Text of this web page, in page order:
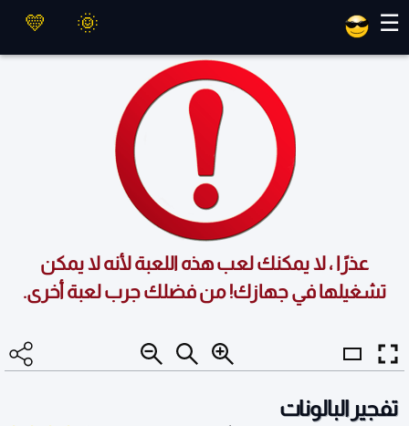
☰
عذرًا ، لا يمكنك لعب هذه اللعبة لأنه لا يمكن
تشغيلها في جهازك! من فضلك جرب لعبة أخرى.
تفجير البالونات